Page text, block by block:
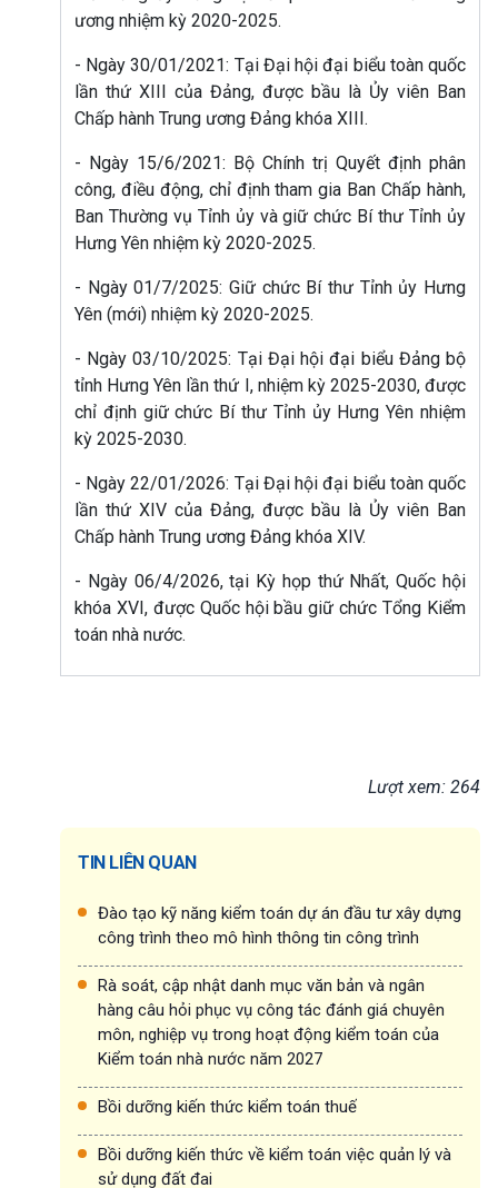
ương nhiệm kỳ 2020-2025.
- Ngày 30/01/2021: Tại Đại hội đại biểu toàn quốc
lần thứ XIII của Đảng, được bầu là Ủy viên Ban
Chấp hành Trung ương Đảng khóa XIII.
- Ngày 15/6/2021: Bộ Chính trị Quyết định phân
công, điều động, chỉ định tham gia Ban Chấp hành,
Ban Thường vụ Tỉnh ủy và giữ chức Bí thư Tỉnh ủy
Hưng Yên nhiệm kỳ 2020-2025.
- Ngày 01/7/2025: Giữ chức Bí thư Tỉnh ủy Hưng
Yên (mới) nhiệm kỳ 2020-2025.
- Ngày 03/10/2025: Tại Đại hội đại biểu Đảng bộ
tỉnh Hưng Yên lần thứ I, nhiệm kỳ 2025-2030, được
chỉ định giữ chức Bí thư Tỉnh ủy Hưng Yên nhiệm
kỳ 2025-2030.
- Ngày 22/01/2026: Tại Đại hội đại biểu toàn quốc
lần thứ XIV của Đảng, được bầu là Ủy viên Ban
Chấp hành Trung ương Đảng khóa XIV.
- Ngày 06/4/2026, tại Kỳ họp thứ Nhất, Quốc hội
khóa XVI, được Quốc hội bầu giữ chức Tổng Kiểm
toán nhà nước.
Lượt xem: 264
TIN LIÊN QUAN
Đào tạo kỹ năng kiểm toán dự án đầu tư xây dựng
công trình theo mô hình thông tin công trình
Rà soát, cập nhật danh mục văn bản và ngân
hàng câu hỏi phục vụ công tác đánh giá chuyên
môn, nghiệp vụ trong hoạt động kiểm toán của
Kiểm toán nhà nước năm 2027
Bồi dưỡng kiến thức kiểm toán thuế
Bồi dưỡng kiến thức về kiểm toán việc quản lý và
sử dụng đất đai